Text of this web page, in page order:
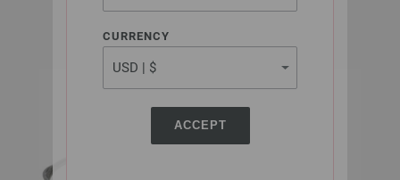
of America
CURRENCY
ACCEPT